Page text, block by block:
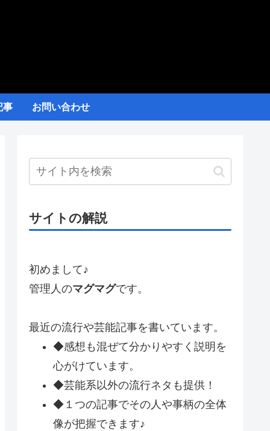
事 お問い合わせ
サイトの解説
初めまして♪
管理人のマグマグです。
最近の流行や芸能記事を書いています。
◆感想も混ぜて分かりやすく説明を
心がけています。
◆芸能系以外の流行ネタも提供！
◆１つの記事でその人や事柄の全体
像が把握できます♪